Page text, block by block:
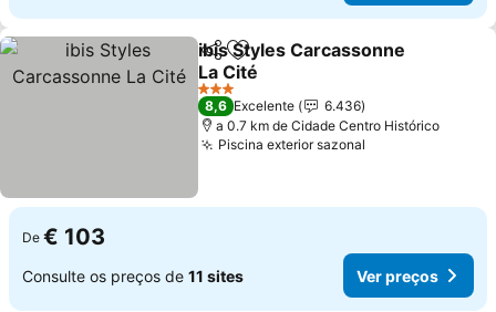
PartilharAdicionar aos favoritos
ibis Styles Carcassonne
La Cité
3 Estrelas
8,6 Excelente
6.436
a 0.7 km de Cidade Centro Histórico
Piscina exterior sazonal
De € 103
Consulte os preços de 11 sites Ver preços